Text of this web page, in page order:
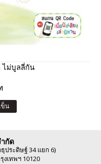
ไม่บูลลี่กัน
ข็น
กัด
ประดิษฐ์ 34 แยก 6)
งเทพฯ 10120